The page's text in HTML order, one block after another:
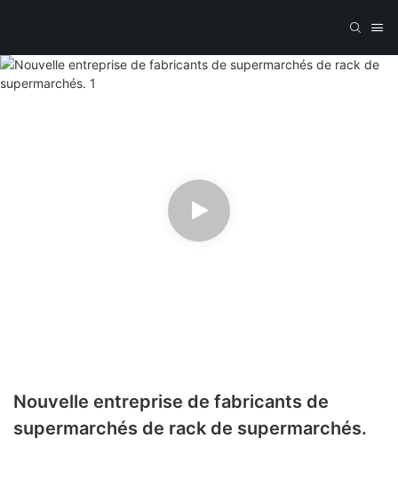
Nouvelle entreprise de fabricants de
supermarchés de rack de supermarchés.